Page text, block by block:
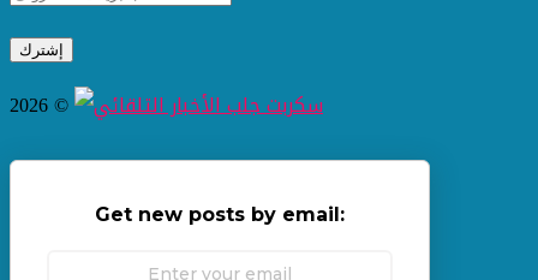
2026 ©
Get new posts by email: